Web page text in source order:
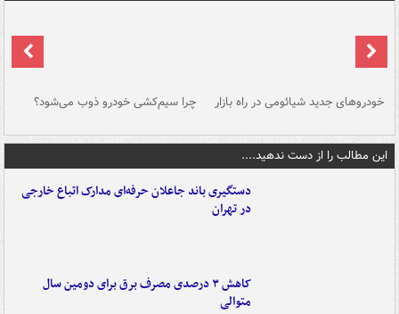
خودروهای جدید شیائومی در راه بازار چرا سیم‌کشی خودرو ذوب می‌شود؟
این مطالب را از دست ندهید....
دستگیری باند جاعلان حرفه‌ای مدارک اتباع خارجی
در تهران
کاهش ۳ درصدی مصرف برق برای دومین سال
متوالی